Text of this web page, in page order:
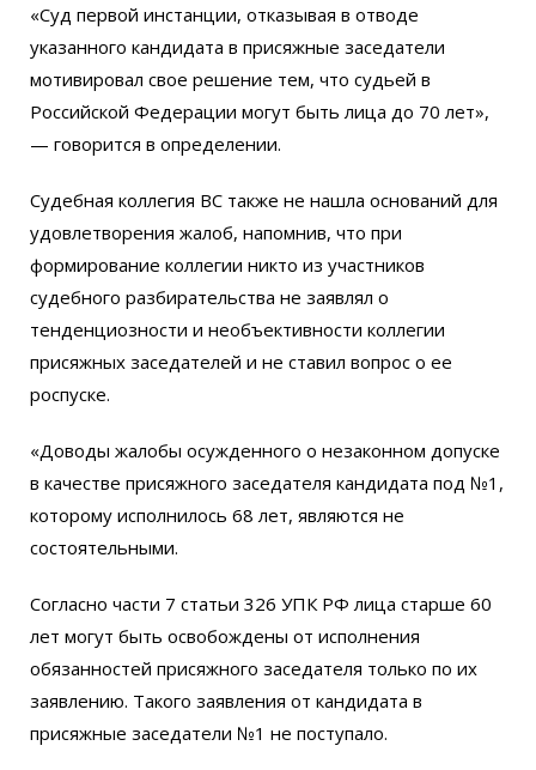
«Суд первой инстанции, отказывая в отводе
указанного кандидата в присяжные заседатели
мотивировал свое решение тем, что судьей в
Российской Федерации могут быть лица до 70 лет»,
— говорится в определении.
Судебная коллегия ВС также не нашла оснований для
удовлетворения жалоб, напомнив, что при
формирование коллегии никто из участников
судебного разбирательства не заявлял о
тенденциозности и необъективности коллегии
присяжных заседателей и не ставил вопрос о ее
роспуске.
«Доводы жалобы осужденного о незаконном допуске
в качестве присяжного заседателя кандидата под №1,
которому исполнилось 68 лет, являются не
состоятельными.
Согласно части 7 статьи 326 УПК РФ лица старше 60
лет могут быть освобождены от исполнения
обязанностей присяжного заседателя только по их
заявлению. Такого заявления от кандидата в
присяжные заседатели №1 не поступало.